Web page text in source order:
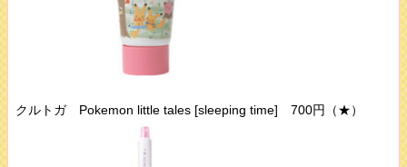
クルトガ Pokemon little tales [sleeping time] 700円（★）